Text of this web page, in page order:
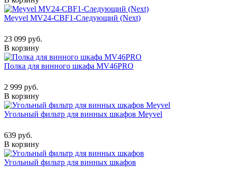
Meyvel MV24-CBF1-Следующий (Next)
23 099 руб.
В корзину
Полка для винного шкафа MV46PRO
2 999 руб.
В корзину
Угольный фильтр для винных шкафов Meyvel
639 руб.
В корзину
Угольный фильтр для винных шкафов